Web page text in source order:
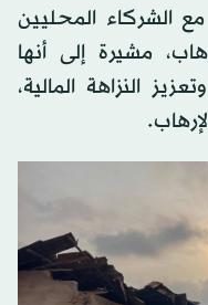
مع الشركاء المحليين
مشيرة إلى أنها
النزاهة المالية،